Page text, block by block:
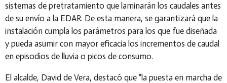
sistemas de pretratamiento que laminarán los caudales antes
de su envío a la EDAR. De esta manera, se garantizará que la
instalación cumpla los parámetros para los que fue diseñada
y pueda asumir con mayor eficacia los incrementos de caudal
en episodios de lluvia o picos de consumo.
El alcalde, David de Vera, destacó que “la puesta en marcha de